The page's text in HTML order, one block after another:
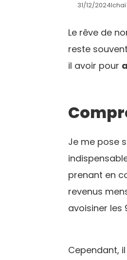
31/12/2024Ichaï
Le rêve de
reste
il avoir pour
Je me pose
prenant en
revenus
avoisiner les
Cependant,